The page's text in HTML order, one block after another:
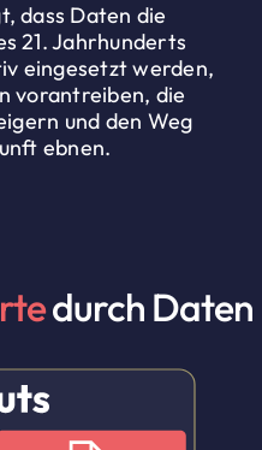
dass Daten die
21. Jahrhunderts
eingesetzt werden,
vorantreiben, die
und den Weg
ebnen.
durch Daten